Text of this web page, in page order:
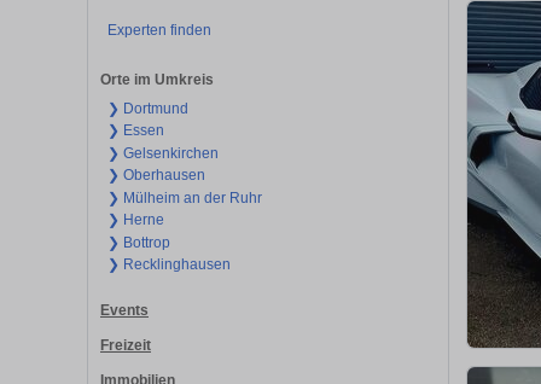
Experten finden
Orte im Umkreis
❯ Dortmund
❯ Essen
❯ Gelsenkirchen
❯ Oberhausen
❯ Mülheim an der Ruhr
❯ Herne
❯ Bottrop
❯ Recklinghausen
Events
Freizeit
Immobilien